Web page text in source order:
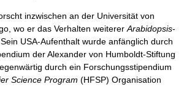
inzwischen an der Universität von
wo er das Verhalten weitererArabidopsis-
USA-Aufenthalt wurde anfänglich durch
der Alexander von Humboldt-Stiftung
durch ein Forschungsstipendium
Science Program (HFSP) Organisation